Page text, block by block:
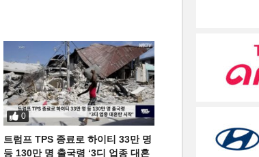
0
트럼프 TPS 종료로 하이티 33만 명
등 130만 명 출국령 ‘3디 업종 대혼